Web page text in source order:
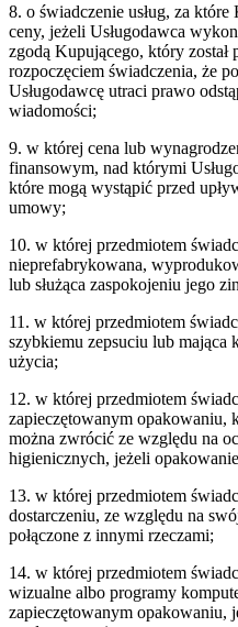
8. o świadczenie usług, za
ceny, jeżeli Usługodawca
zgodą Kupującego, który został
rozpoczęciem świadczenia, że
Usługodawcę utraci prawo
wiadomości;
9. w której cena lub
finansowym, nad którymi
które mogą wystąpić przed
umowy;
10. w której przedmiotem
nieprefabrykowana,
lub służąca zaspokojeniu jego
11. w której przedmiotem
szybkiemu zepsuciu lub mająca
użycia;
12. w której przedmiotem
zapieczętowanym opakowaniu,
można zwrócić ze względu na
higienicznych, jeżeli
13. w której przedmiotem
dostarczeniu, ze względu na
połączone z innymi rzeczami;
14. w której przedmiotem
wizualne albo programy
zapieczętowanym opakowaniu,